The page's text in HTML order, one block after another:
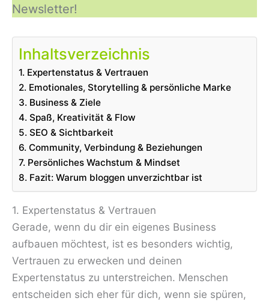
Newsletter!
Inhaltsverzeichnis
1. Expertenstatus & Vertrauen
2. Emotionales, Storytelling & persönliche Marke
3. Business & Ziele
4. Spaß, Kreativität & Flow
5. SEO & Sichtbarkeit
6. Community, Verbindung & Beziehungen
7. Persönliches Wachstum & Mindset
8. Fazit: Warum bloggen unverzichtbar ist
1. Expertenstatus & Vertrauen
Gerade, wenn du dir ein eigenes Business
aufbauen möchtest, ist es besonders wichtig,
Vertrauen zu erwecken und deinen
Expertenstatus zu unterstreichen. Menschen
entscheiden sich eher für dich, wenn sie spüren,